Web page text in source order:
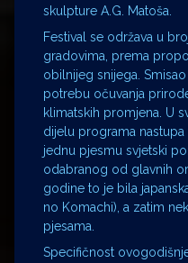
skulpture A.G. Matoša.
Festival se održava u
gradovima, prema
obilnijeg snijega.
potrebu očuvanja
klimatskih promjena. U
dijelu programa nastupa
jednu pjesmu svjetski
odabranog od glavnih
godine to je bila
no Komachi), a zatim
pjesama.
Specifičnost